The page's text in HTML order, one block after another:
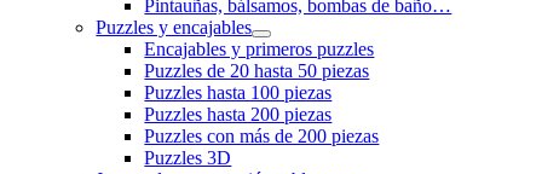
Pintauñas, bálsamos, bombas de baño…
Puzzles y encajables
Encajables y primeros puzzles
Puzzles de 20 hasta 50 piezas
Puzzles hasta 100 piezas
Puzzles hasta 200 piezas
Puzzles con más de 200 piezas
Puzzles 3D